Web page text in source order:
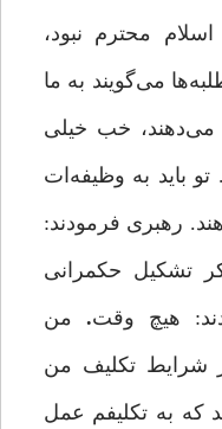
محترم نبود،
می‌گویند به ما
خب خیلی
تو باید به وظیفه‌ات
رهبری فرمودند:
تشکیل حکمرانی
هیچ وقت. من
شرایط تکلیف من
که به تکلیفم عمل